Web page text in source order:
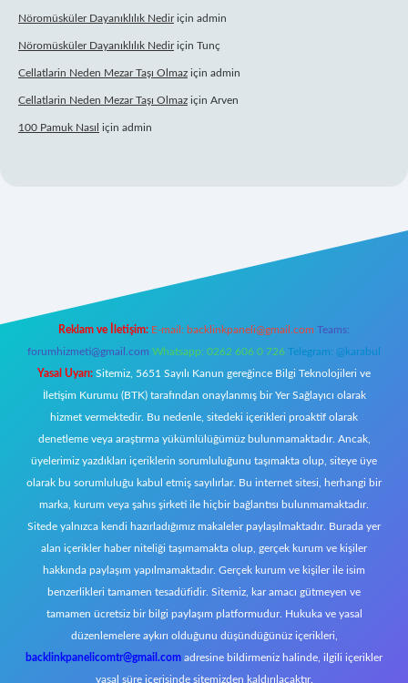
Nöromüsküler Dayanıklılık Nediriçin admin
Nöromüsküler Dayanıklılık Nediriçin Tunç
Cellatlarin Neden Mezar Taşı Olmaz için admin
Cellatlarin Neden Mezar Taşı Olmaz için Arven
100 Pamuk Nasıl için admin
Reklam ve İletişim: E-mail: backlinkpaneli@gmail.com Teams:
forumhizmeti@gmail.com Whatsapp: 0262 606 0 726 Telegram: @karabul
Yasal Uyarı: Sitemiz, 5651 Sayılı Kanun gereğince Bilgi Teknolojileri ve
İletişim Kurumu (BTK) tarafından onaylanmış bir Yer Sağlayıcı olarak
hizmet vermektedir. Bu nedenle, sitedeki içerikleri proaktif olarak
denetleme veya araştırma yükümlülüğümüz bulunmamaktadır. Ancak,
üyelerimiz yazdıkları içeriklerin sorumluluğunu taşımakta olup, siteye üye
olarak bu sorumluluğu kabul etmiş sayılırlar. Bu internet sitesi, herhangi bir
marka, kurum veya şahıs şirketi ile hiçbir bağlantısı bulunmamaktadır.
Sitede yalnızca kendi hazırladığımız makaleler paylaşılmaktadır. Burada yer
alan içerikler haber niteliği taşımamakta olup, gerçek kurum ve kişiler
hakkında paylaşım yapılmamaktadır. Gerçek kurum ve kişiler ile isim
benzerlikleri tamamen tesadüfidir. Sitemiz, kar amacı gütmeyen ve
tamamen ücretsiz bir bilgi paylaşım platformudur. Hukuka ve yasal
düzenlemelere aykırı olduğunu düşündüğünüz içerikleri,
backlinkpanelicomtr@gmail.com adresine bildirmeniz halinde, ilgili içerikler
yasal süre içerisinde sitemizden kaldırılacaktır.